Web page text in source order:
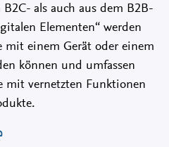
als auch aus dem B2B-
Elementen“ werden
einem Gerät oder einem
können und umfassen
mit vernetzten Funktionen